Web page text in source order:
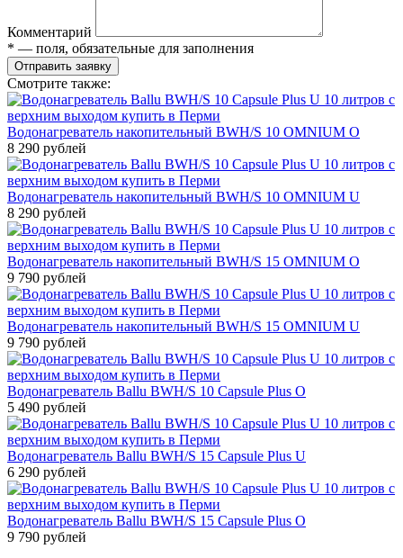
Комментарий
* — поля, обязательные для заполнения
Отправить заявку
Смотрите также:
Водонагреватель накопительный BWH/S 10 OMNIUM O
8 290 рублей
Водонагреватель накопительный BWH/S 10 OMNIUM U
8 290 рублей
Водонагреватель накопительный BWH/S 15 OMNIUM O
9 790 рублей
Водонагреватель накопительный BWH/S 15 OMNIUM U
9 790 рублей
Водонагреватель Ballu BWH/S 10 Capsule Plus O
5 490 рублей
Водонагреватель Ballu BWH/S 15 Capsule Plus U
6 290 рублей
Водонагреватель Ballu BWH/S 15 Capsule Plus O
9 790 рублей